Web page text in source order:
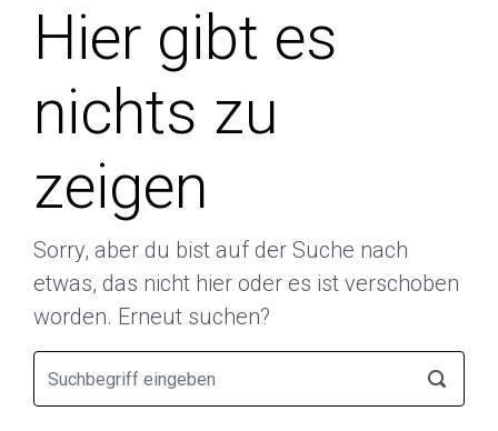
Hier gibt es
nichts zu
zeigen
Sorry, aber du bist auf der Suche nach
etwas, das nicht hier oder es ist verschoben
worden. Erneut suchen?